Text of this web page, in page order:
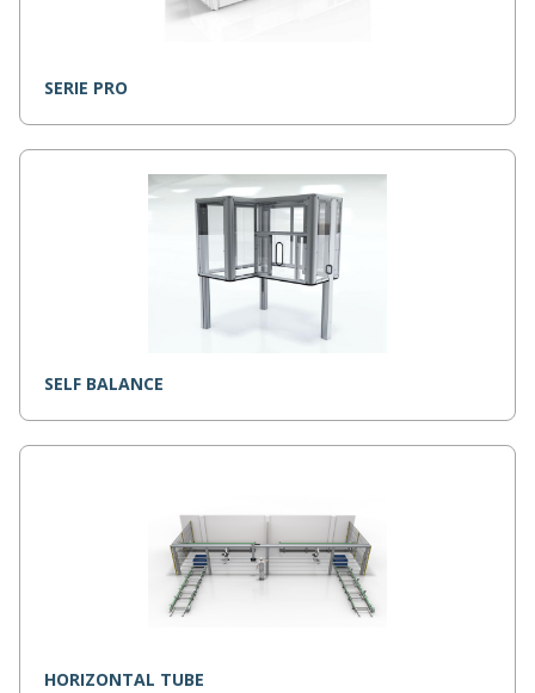
SERIE PRO
SELF BALANCE
HORIZONTAL TUBE